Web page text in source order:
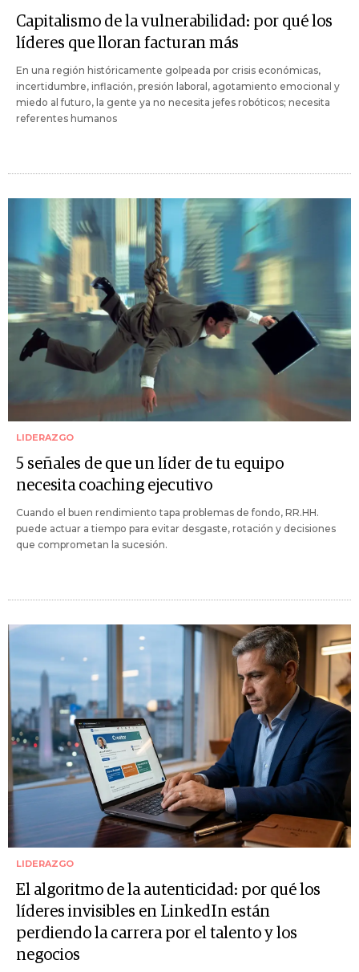
Capitalismo de la vulnerabilidad: por qué los
líderes que lloran facturan más
En una región históricamente golpeada por crisis económicas,
incertidumbre, inflación, presión laboral, agotamiento emocional y
miedo al futuro, la gente ya no necesita jefes robóticos; necesita
referentes humanos
LIDERAZGO
5 señales de que un líder de tu equipo
necesita coaching ejecutivo
Cuando el buen rendimiento tapa problemas de fondo, RR.HH.
puede actuar a tiempo para evitar desgaste, rotación y decisiones
que comprometan la sucesión.
LIDERAZGO
El algoritmo de la autenticidad: por qué los
líderes invisibles en LinkedIn están
perdiendo la carrera por el talento y los
negocios